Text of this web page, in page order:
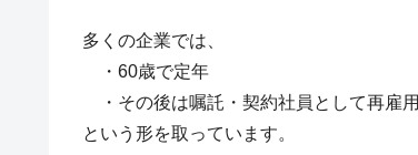
多くの企業では、
・60歳で定年
・その後は嘱託・契約社員として再雇用
という形を取っています。